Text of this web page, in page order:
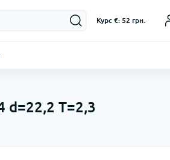
Курс €: 52 грн.
d=22,2 T=2,3